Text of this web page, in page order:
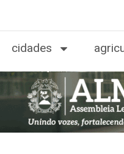
cidades